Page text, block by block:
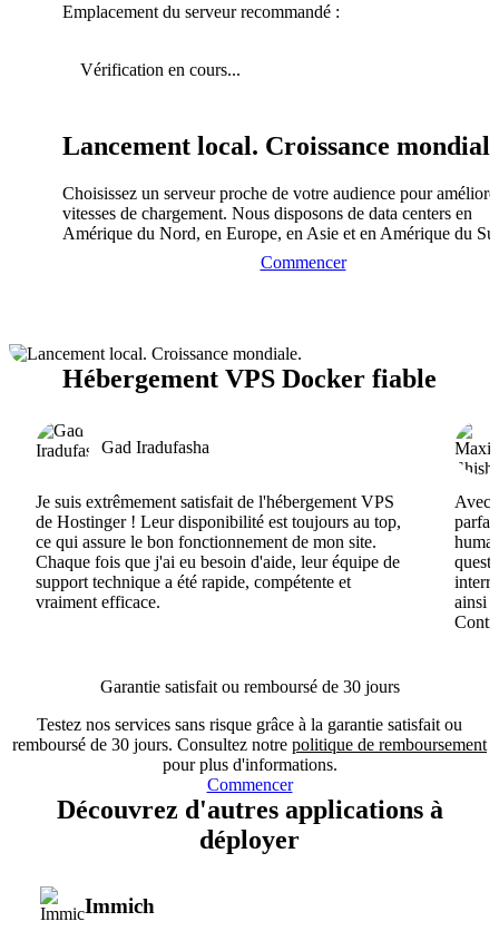
Emplacement du serveur recommandé :
Vérification en cours...
Lancement local. Croissance
Choisissez un serveur proche de votre audience pour
vitesses de chargement. Nous disposons de data centers en
Amérique du Nord, en Europe, en Asie et en Amérique du
Commencer
Hébergement VPS Docker fiable
Gad Iradufasha
Je suis extrêmement satisfait de l'hébergement VPS
de Hostinger ! Leur disponibilité est toujours au top,
ce qui assure le bon fonctionnement de mon site.
Chaque fois que j'ai eu besoin d'aide, leur équipe de
support technique a été rapide, compétente et
vraiment efficace.
Avec
ainsi
Garantie satisfait ou remboursé de 30 jours
Testez nos services sans risque grâce à la garantie satisfait ou
remboursé de 30 jours. Consultez notre politique de remboursement
pour plus d'informations.
Commencer
Découvrez d'autres applications à
déployer
Immich